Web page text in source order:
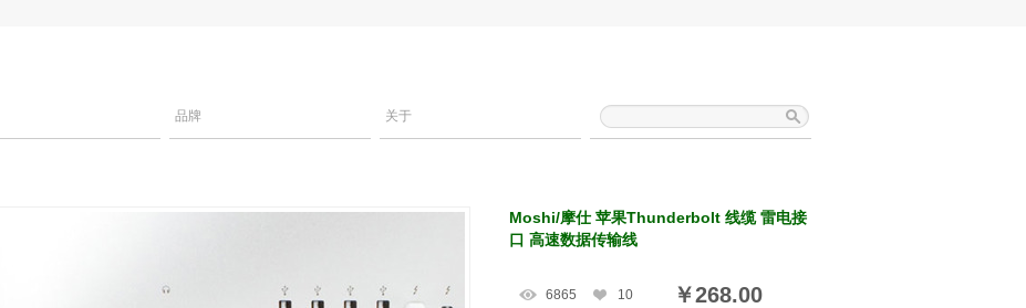
品牌 关于
Moshi/摩仕 苹果Thunderbolt 线缆 雷电接
口 高速数据传输线
6865 10 ￥268.00